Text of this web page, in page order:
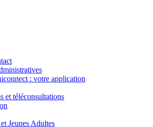
: votre application
et téléconsultations
Jeunes Adultes